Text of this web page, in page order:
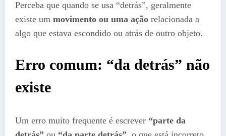
Perceba que quando se usa “detrás”, geralmente
existe um movimento ou uma ação relacionada a
algo que estava escondido ou atrás de outro objeto.
Erro comum: “da detrás” não
existe
Um erro muito frequente é escrever “parte da